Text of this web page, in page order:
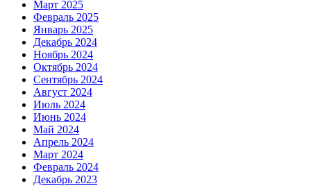
Март 2025
Февраль 2025
Январь 2025
Декабрь 2024
Ноябрь 2024
Октябрь 2024
Сентябрь 2024
Август 2024
Июль 2024
Июнь 2024
Май 2024
Апрель 2024
Март 2024
Февраль 2024
Декабрь 2023